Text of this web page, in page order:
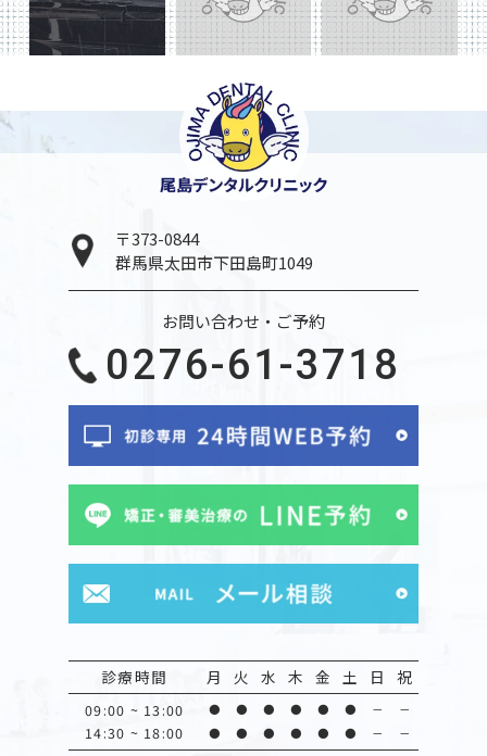
〒373-0844
群馬県太田市下田島町1049
お問い合わせ・ご予約
0276-61-3718
診療時間 月 火 水 木 金 土 日 祝
09:00 ~ 13:00 ● ● ● ● ● ● － －
14:30 ~ 18:00 ● ● ● ● ● ● － －